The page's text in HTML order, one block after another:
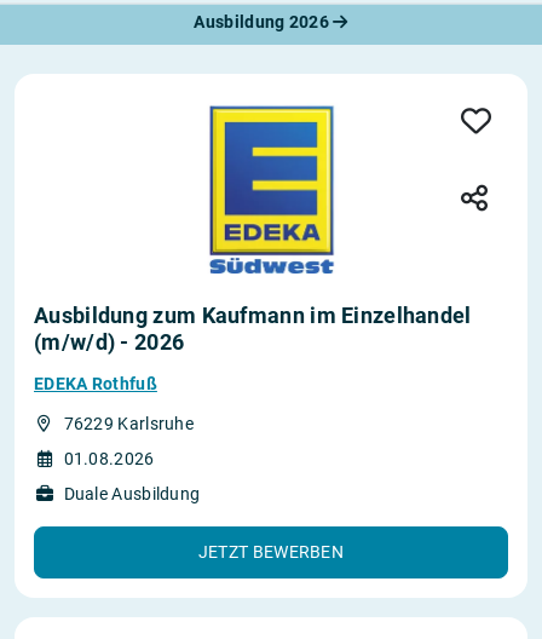
Ausbildung 2026
Ausbildung zum Kaufmann im Einzelhandel
(m/w/d) - 2026
EDEKA Rothfuß
76229 Karlsruhe
01.08.2026
Duale Ausbildung
JETZT BEWERBEN